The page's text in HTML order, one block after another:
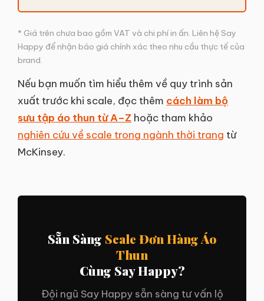
* Giá trên chưa bao gồm VAT và chi phí in ấn. Liên hệ Say
Happy để nhận báo giá chính xác theo nhu cầu thực tế của
brand.
Nếu bạn muốn tìm hiểu thêm về quy trình sản
xuất trước khi scale, đọc thêm cách làm bộ
sưu tập áo thun từ A–Z hoặc tham khảo
nghiên cứu về scale trong ngành thời trang từ
McKinsey.
Sẵn Sàng Scale Đơn Hàng Áo
Thun
Cùng Say Happy?
Đội ngũ Say Happy sẵn sàng tư vấn lộ